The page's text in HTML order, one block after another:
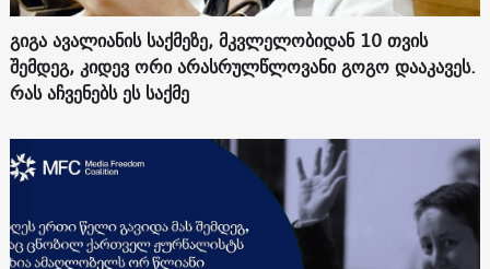
გიგა ავალიანის საქმეზე, მკვლელობიდან 10 თვის
შემდეგ, კიდევ ორი არასრულწლოვანი გოგო დააკავეს.
რას აჩვენებს ეს საქმე